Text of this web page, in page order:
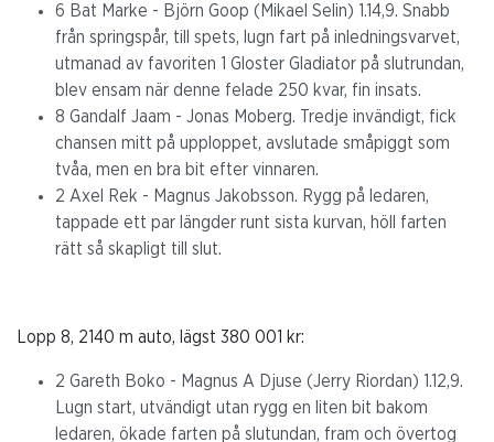
6 Bat Marke - Björn Goop (Mikael Selin) 1.14,9. Snabb
från springspår, till spets, lugn fart på inledningsvarvet,
utmanad av favoriten 1 Gloster Gladiator på slutrundan,
blev ensam när denne felade 250 kvar, fin insats.
8 Gandalf Jaam - Jonas Moberg. Tredje invändigt, fick
chansen mitt på upploppet, avslutade småpiggt som
tvåa, men en bra bit efter vinnaren.
2 Axel Rek - Magnus Jakobsson. Rygg på ledaren,
tappade ett par längder runt sista kurvan, höll farten
rätt så skapligt till slut.
Lopp 8, 2140 m auto, lägst 380 001 kr:
2 Gareth Boko - Magnus A Djuse (Jerry Riordan) 1.12,9.
Lugn start, utvändigt utan rygg en liten bit bakom
ledaren, ökade farten på slutundan, fram och övertog